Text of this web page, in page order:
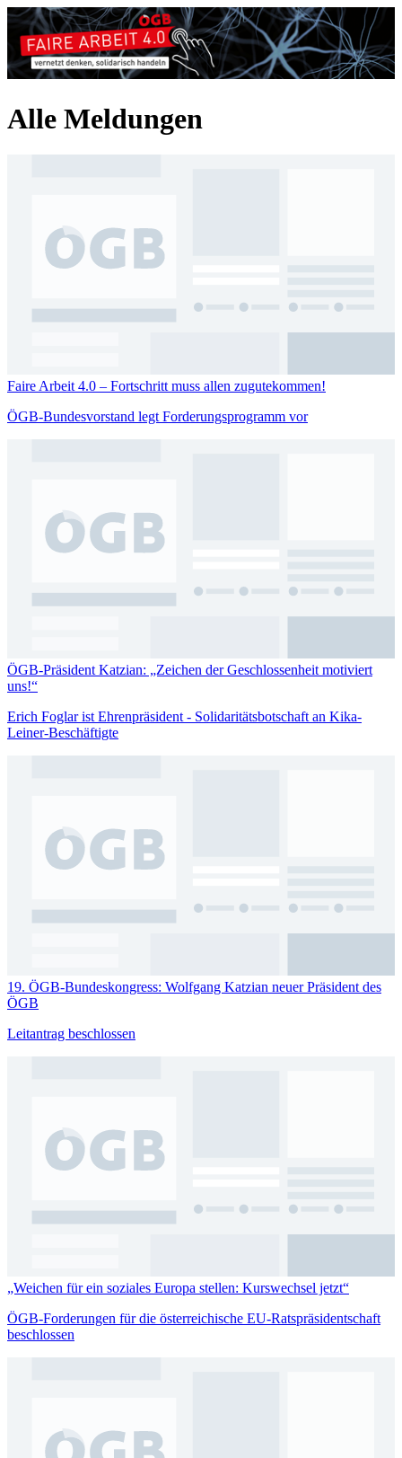
Alle Meldungen
Faire Arbeit 4.0 – Fortschritt muss allen zugutekommen!
ÖGB-Bundesvorstand legt Forderungsprogramm vor
ÖGB-Präsident Katzian: „Zeichen der Geschlossenheit motiviert
uns!“
Erich Foglar ist Ehrenpräsident - Solidaritätsbotschaft an Kika-
Leiner-Beschäftigte
19. ÖGB-Bundeskongress: Wolfgang Katzian neuer Präsident des
ÖGB
Leitantrag beschlossen
„Weichen für ein soziales Europa stellen: Kurswechsel jetzt“
ÖGB-Forderungen für die österreichische EU-Ratspräsidentschaft
beschlossen